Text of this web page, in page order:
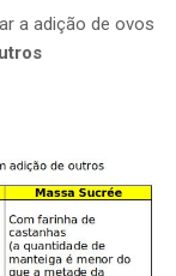
a adição de ovos